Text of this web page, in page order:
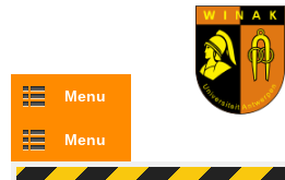
Overslaan en naar de inhoud gaan
Menu
Menu